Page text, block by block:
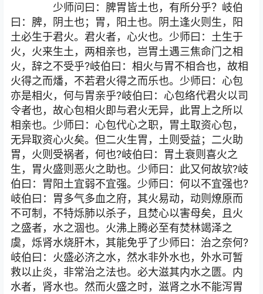
少师问曰：脾胃皆土也，有所分乎？岐伯
曰：脾，阴土也；胃，阳土也。阴土逢火则生，阳
土必生于君火。君火者，心火也。少师曰：土生于
火，火来生土，两相亲也，岂胃土遇三焦命门之相
火，辞之不受乎?岐伯曰：相火与胃不相合也，故相
火得之而燔，不若君火得之而乐也。少师曰：心包
亦是相火，何与胃亲乎?岐伯曰：心包络代君火以司
令者也，故心包相火即与君火无异，此胃上之所以
相亲也。少师曰：心包代心之职，胃土取资心包，
无异取资心火矣。但二火生胃，土则受益；二火助
胃，火则受祸者，何也?岐伯曰：胃土衰则喜火之
生，胃火盛则恶火之助也。少师曰：此又何故欤?岐
伯曰：胃阳土宜弱不宜强。少师曰：何以不宜强也?
岐伯曰：胃多气多血之府，其火易动，动则燎原而
不可制，不特烁肺以杀子，且焚心以害母矣，且火
之盛者，水之涸也。火沸上腾必至有焚林竭泽之
虞，烁肾水烧肝木，其能免乎了少师曰：治之奈何?
岐伯曰：火盛必济之水，然水非外水也，外水可暂
救以止炎，非常治之法也。必大滋其内水之匮。内
水者，肾水也。然而火盛之时，滋肾之水不能泻胃